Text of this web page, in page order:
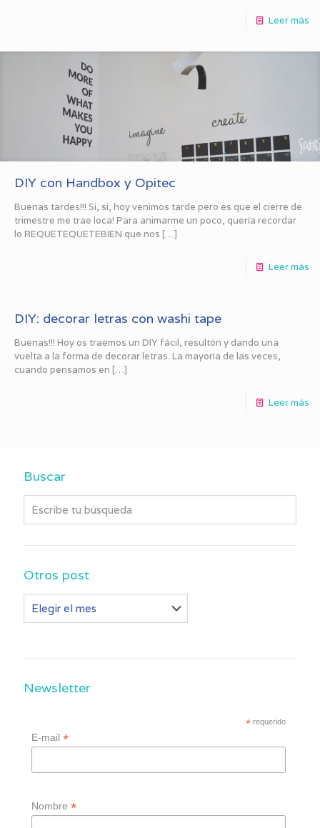
Leer más
DIY con Handbox y Opitec
Buenas tardes!!! Si, si, hoy venimos tarde pero es que el cierre de
trimestre me trae loca! Para animarme un poco, quería recordar
lo REQUETEQUETEBIEN que nos […]
Leer más
DIY: decorar letras con washi tape
Buenas!!! Hoy os traemos un DIY fácil, resultón y dando una
vuelta a la forma de decorar letras. La mayoría de las veces,
cuando pensamos en […]
Leer más
Buscar
Otros post
post
Newsletter
* requerido
E-mail*
Nombre*